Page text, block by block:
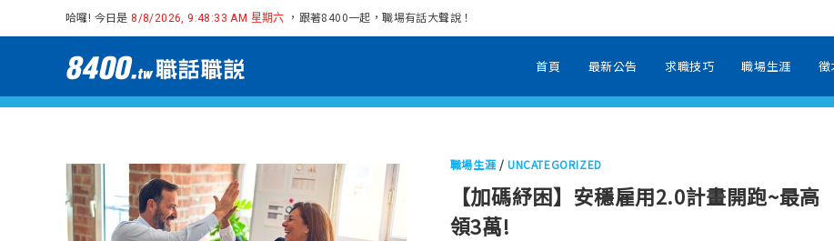
哈囉! 今日是 8/8/2026, 9:48:34 AM 星期六 ，跟著8400一起，職場有話大聲說！
首頁 最新公告 求職技巧 職場生涯 徵
職場生涯 /UNCATEGORIZED
【加碼紓困】安穩雇用2.0計畫開跑~最高
領3萬!